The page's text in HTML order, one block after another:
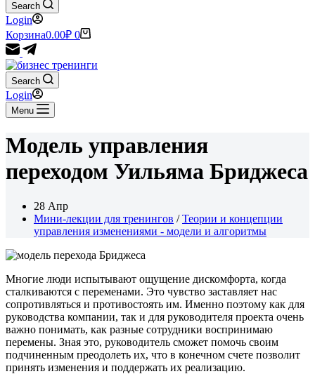
Search
Login
Корзина0.00₽ 0
Search
Login
Menu
Модель управления
переходом Уильяма Бриджеса
28 Апр
Мини-лекции для тренингов /Теории и концепции
управления изменениями - модели и алгоритмы
Многие люди испытывают ощущение дискомфорта, когда
сталкиваются с переменами. Это чувство заставляет нас
сопротивляться и противостоять им. Именно поэтому как для
руководства компании, так и для руководителя проекта очень
важно понимать, как разные сотрудники воспринимаю
перемены. Зная это, руководитель сможет помочь своим
подчиненным преодолеть их, что в конечном счете позволит
принять изменения и поддержать их реализацию.